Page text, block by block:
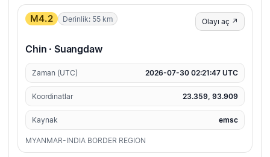
M4.2 Derinlik: 55 km Olayı aç ↗
Chin · Suangdaw
Zaman (UTC) 2026-07-30 02:21:47 UTC
Koordinatlar 23.359, 93.909
Kaynak emsc
MYANMAR-INDIA BORDER REGION